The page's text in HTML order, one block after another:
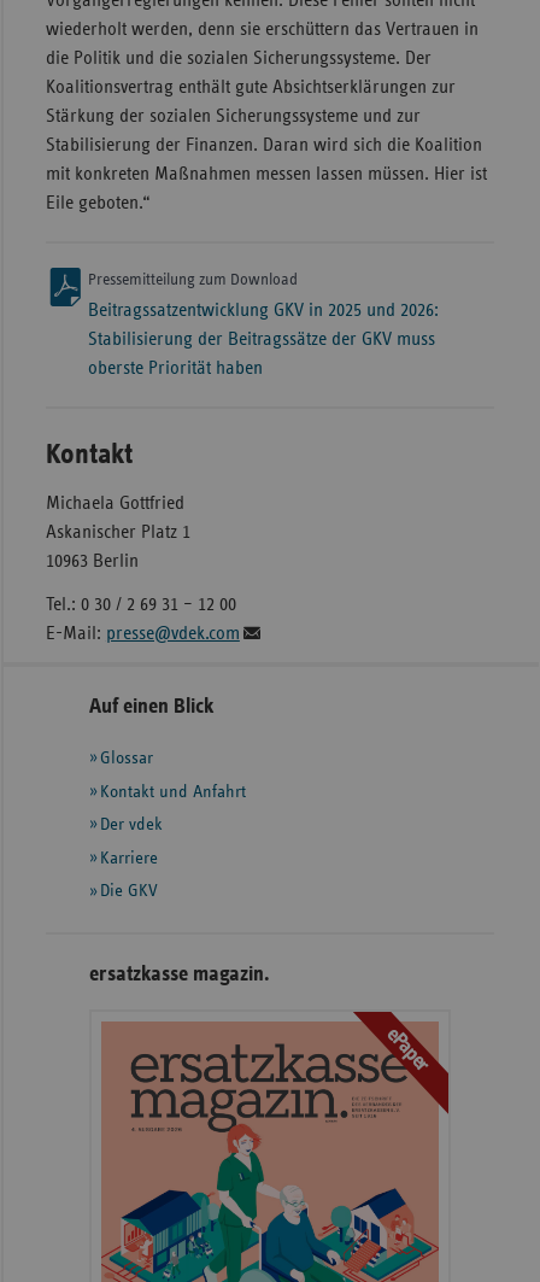
wiederholt werden, denn sie erschüttern das Vertrauen in
die Politik und die sozialen Sicherungssysteme. Der
Koalitionsvertrag enthält gute Absichtserklärungen zur
Stärkung der sozialen Sicherungssysteme und zur
Stabilisierung der Finanzen. Daran wird sich die Koalition
mit konkreten Maßnahmen messen lassen müssen. Hier ist
Eile geboten.“
Pressemitteilung zum Download
Beitragssatzentwicklung GKV in 2025 und 2026:
Stabilisierung der Beitragssätze der GKV muss
oberste Priorität haben
Kontakt
Michaela Gottfried
Askanischer Platz 1
10963 Berlin
Tel.: 0 30 / 2 69 31 – 12 00
E-Mail: presse@vdek.com
Seitennavigation
Seitenleiste
weiteren
Informationen
Auf einen Blick
Glossar
Kontakt und Anfahrt
Der vdek
Karriere
Die GKV
ersatzkasse magazin.
ePaper